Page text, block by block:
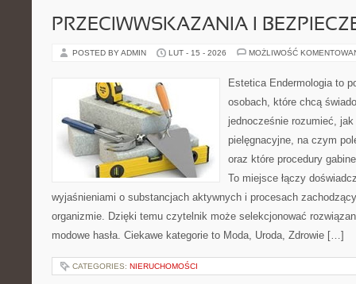
PRZECIWWSKAZANIA I
POSTED BY ADMIN LUT - 15 - 2026 MOŻLIWOŚĆ
Estetica Endermologia to
osobach, które chcą
jednocześnie rozumieć, jak
pielęgnacyjne, na czym
oraz które procedury
To miejsce łączy
wyjaśnieniami o substancjach aktywnych i procesach
organizmie. Dzięki temu czytelnik może selekcjonować
modowe hasła. Ciekawe kategorie to Moda, Uroda, Zdrowie […]
CATEGORIES: NIERUCHOMOŚCI